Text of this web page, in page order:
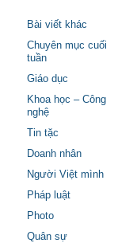
Bài viết khác
Chuyên mục cuối
tuần
Giáo dục
Khoa học – Công
nghệ
Tin tặc
Doanh nhân
Người Việt mình
Pháp luật
Photo
Quân sự